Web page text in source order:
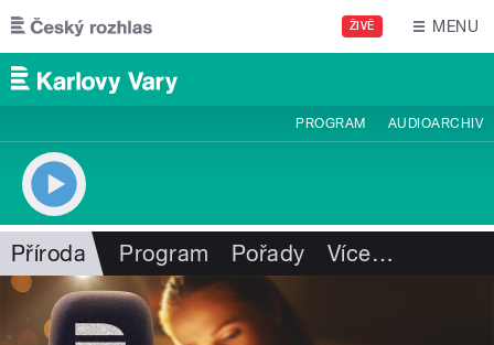
Přejít k hlavnímu obsahu
ŽIVĚ MENU
PROGRAM AUDIOARCHIV
Příroda Program Pořady Více…